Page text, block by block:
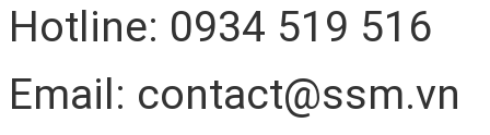
Hotline: 0934 519 516
Email: contact@ssm.vn